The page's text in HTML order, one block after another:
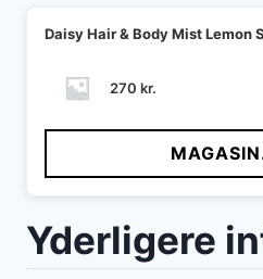
Daisy Hair & Body Mist Lemon
270 kr.
Yderligere